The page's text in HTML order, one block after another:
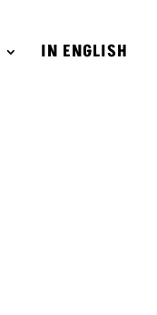
IN ENGLISH